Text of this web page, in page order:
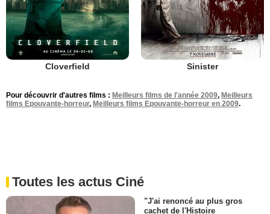
Cloverfield Sinister
Pour découvrir d'autres films : Meilleurs films de l'année 2009, Meilleurs
films Epouvante-horreur, Meilleurs films Epouvante-horreur en 2009.
Toutes les actus Ciné
"J'ai renoncé au plus gros
cachet de l'Histoire